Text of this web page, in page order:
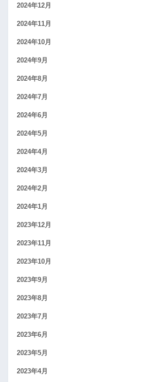
2024年12月
2024年11月
2024年10月
2024年9月
2024年8月
2024年7月
2024年6月
2024年5月
2024年4月
2024年3月
2024年2月
2024年1月
2023年12月
2023年11月
2023年10月
2023年9月
2023年8月
2023年7月
2023年6月
2023年5月
2023年4月